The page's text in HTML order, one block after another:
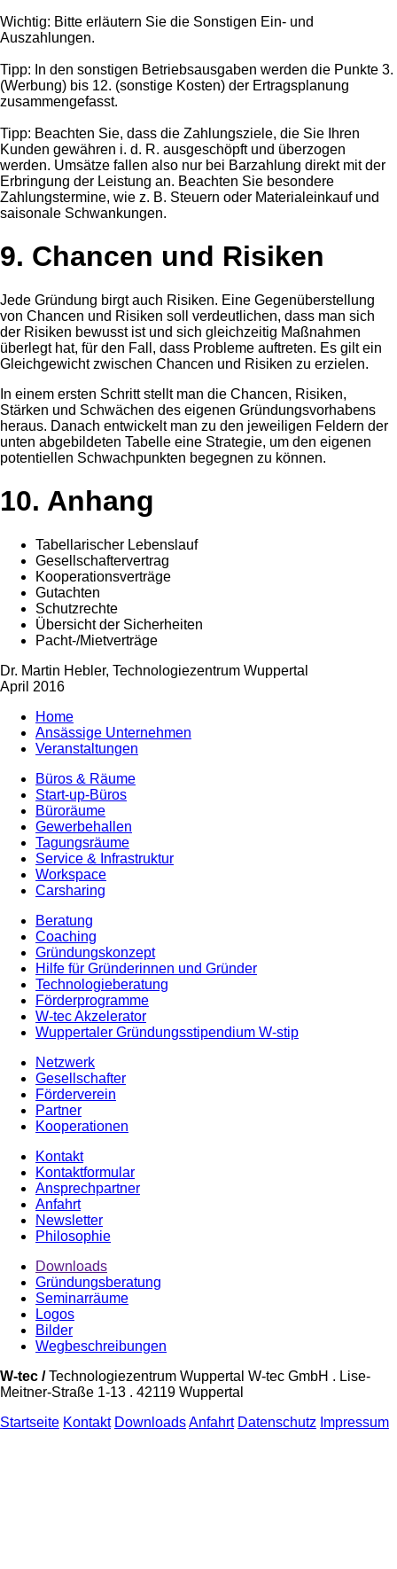
Wichtig: Bitte erläutern Sie die Sonstigen Ein- und
Auszahlungen.
Tipp: In den sonstigen Betriebsausgaben werden die Punkte 3.
(Werbung) bis 12. (sonstige Kosten) der Ertragsplanung
zusammengefasst.
Tipp: Beachten Sie, dass die Zahlungsziele, die Sie Ihren
Kunden gewähren i. d. R. ausgeschöpft und überzogen
werden. Umsätze fallen also nur bei Barzahlung direkt mit der
Erbringung der Leistung an. Beachten Sie besondere
Zahlungstermine, wie z. B. Steuern oder Materialeinkauf und
saisonale Schwankungen.
9. Chancen und Risiken
Jede Gründung birgt auch Risiken. Eine Gegenüberstellung
von Chancen und Risiken soll verdeutlichen, dass man sich
der Risiken bewusst ist und sich gleichzeitig Maßnahmen
überlegt hat, für den Fall, dass Probleme auftreten. Es gilt ein
Gleichgewicht zwischen Chancen und Risiken zu erzielen.
In einem ersten Schritt stellt man die Chancen, Risiken,
Stärken und Schwächen des eigenen Gründungsvorhabens
heraus. Danach entwickelt man zu den jeweiligen Feldern der
unten abgebildeten Tabelle eine Strategie, um den eigenen
potentiellen Schwachpunkten begegnen zu können.
10. Anhang
Tabellarischer Lebenslauf
Gesellschaftervertrag
Kooperationsverträge
Gutachten
Schutzrechte
Übersicht der Sicherheiten
Pacht-/Mietverträge
Dr. Martin Hebler, Technologiezentrum Wuppertal
April 2016
Home
Ansässige Unternehmen
Veranstaltungen
Büros & Räume
Start-up-Büros
Büroräume
Gewerbehallen
Tagungsräume
Service & Infrastruktur
Workspace
Carsharing
Beratung
Coaching
Gründungskonzept
Hilfe für Gründerinnen und Gründer
Technologieberatung
Förderprogramme
W-tec Akzelerator
Wuppertaler Gründungsstipendium W-stip
Netzwerk
Gesellschafter
Förderverein
Partner
Kooperationen
Kontakt
Kontaktformular
Ansprechpartner
Anfahrt
Newsletter
Philosophie
Downloads
Gründungsberatung
Seminarräume
Logos
Bilder
Wegbeschreibungen
W-tec /Technologiezentrum Wuppertal W-tec GmbH . Lise-
Meitner-Straße 1-13 . 42119 Wuppertal
Startseite Kontakt DownloadsAnfahrt Datenschutz Impressum